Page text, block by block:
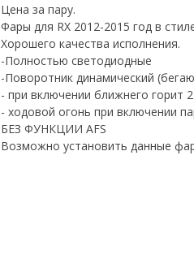
Цена за пару.
Фары для RX 2012-2015 год в
Хорошего качества исполнения.
-Полностью светодиодные
-Поворотник динамический
- при включении ближнего горит
- ходовой огонь при включении
БЕЗ ФУНКЦИИ AFS
Возможно установить данные